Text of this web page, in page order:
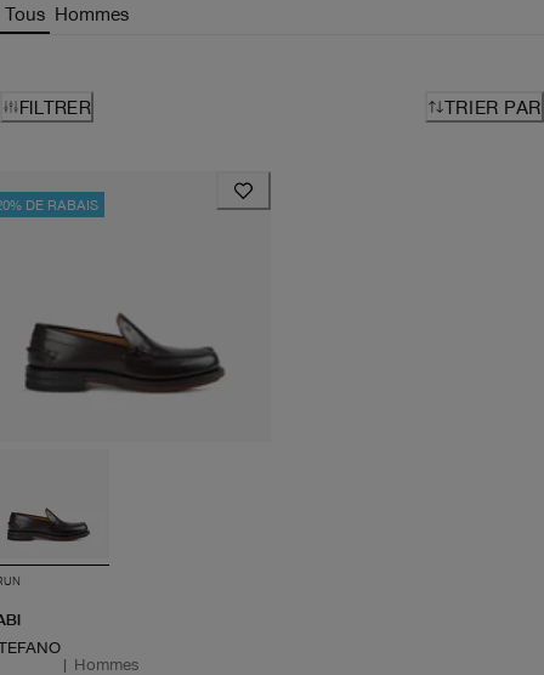
Tous Hommes
FILTRER TRIER PAR
DE RABAIS
| Hommes